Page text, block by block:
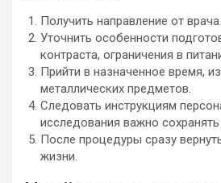
Получить направление от врача.
Уточнить особенности
контраста, ограничения в
Прийти в назначенное время,
металлических предметов.
Следовать инструкциям
исследования важно
После процедуры сразу
жизни.